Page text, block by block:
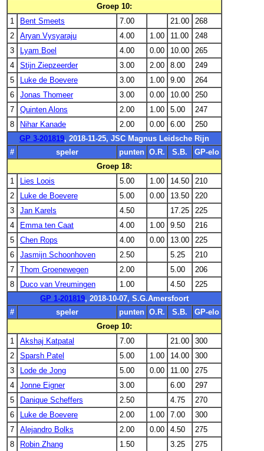
Groep 10:
1
Bent Smeets 7.00 21.00
268
2
Aryan Vysyaraju 4.00 1.00 11.00
248
3
Lyam Boel 4.00 0.00 10.00
265
4
Stijn Ziepzeerder 3.00 2.00 8.00
249
5
Luke de Boevere 3.00 1.00 9.00
264
6
Jonas Thomeer 3.00 0.00 10.00
250
7
Quinten Alons 2.00 1.00 5.00
247
8
Nihar Kanade 2.00 0.00 6.00
250
GP 3-201819, 2018-11-25, JSC Magnus Leidsche Rijn
#
speler punten O.R. S.B.
GP-elo
Groep 18:
1
Lies Loois 5.00 1.00 14.50
210
2
Luke de Boevere 5.00 0.00 13.50
220
3
Jan Karels 4.50 17.25
225
4
Emma ten Caat 4.00 1.00 9.50
216
5
Chen Rops 4.00 0.00 13.00
225
6
Jasmijn Schoonhoven 2.50 5.25
210
7
Thom Groenewegen 2.00 5.00
206
8
Duco van Vreumingen 1.00 4.50
225
GP 1-201819, 2018-10-07, S.G.Amersfoort
#
speler punten O.R. S.B.
GP-elo
Groep 10:
1
Akshaj Katpatal 7.00 21.00
300
2
Sparsh Patel 5.00 1.00 14.00
300
3
Lode de Jong 5.00 0.00 11.00
275
4
Jonne Eigner 3.00 6.00
297
5
Danique Scheffers 2.50 4.75
270
6
Luke de Boevere 2.00 1.00 7.00
300
7
Alejandro Bolks 2.00 0.00 4.50
275
8
Robin Zhang 1.50 3.25 275